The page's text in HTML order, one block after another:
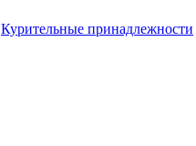
Курительные принадлежности